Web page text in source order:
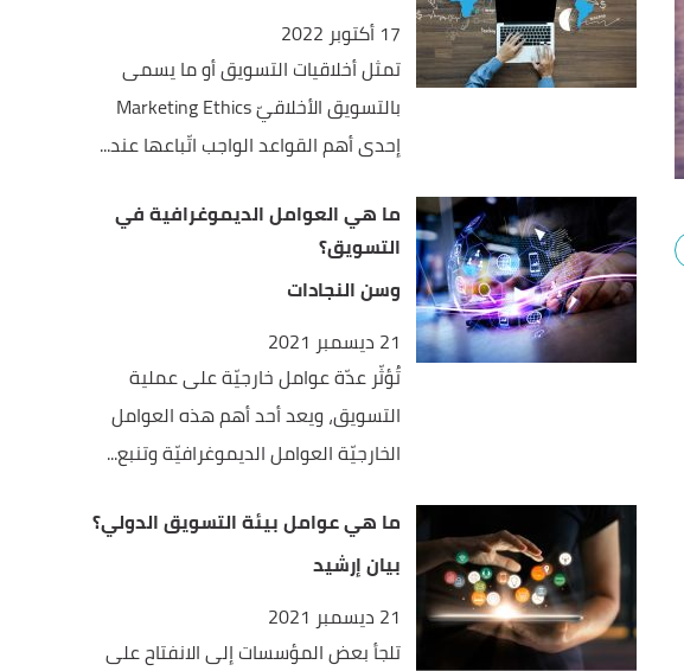
17 أكتوبر 2022
تمثل أخلاقيات التسويق أو ما يسمى
بالتسويق الأخلاقيّ Marketing Ethics
إحدى أهم القواعد الواجب اتّباعها عند...
ما هي العوامل الديموغرافية في
التسويق؟
وسن النجادات
21 ديسمبر 2021
تُؤثّر عدّة عوامل خارجيّة على عملية
التسويق، ويعد أحد أهم هذه العوامل
الخارجيّة العوامل الديموغرافيّة وتنبع...
ما هي عوامل بيئة التسويق الدولي؟
بيان إرشيد
21 ديسمبر 2021
تلجأ بعض المؤسسات إلى الانفتاح على